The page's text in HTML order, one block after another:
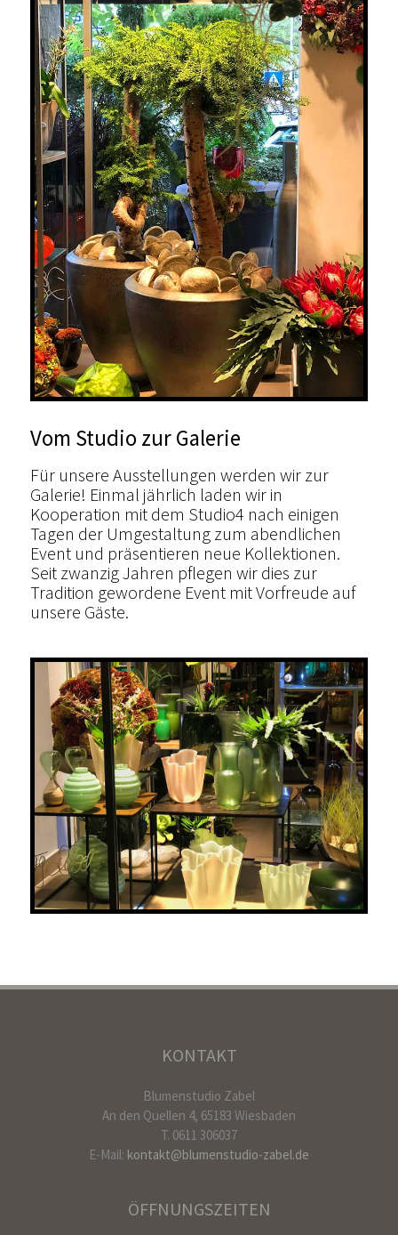
Vom Studio zur Galerie
Für unsere Ausstellungen werden wir zur
Galerie! Einmal jährlich laden wir in
Kooperation mit dem Studio4 nach einigen
Tagen der Umgestaltung zum abendlichen
Event und präsentieren neue Kollektionen.
Seit zwanzig Jahren pflegen wir dies zur
Tradition gewordene Event mit Vorfreude auf
unsere Gäste.
KONTAKT
Blumenstudio Zabel
An den Quellen 4, 65183 Wiesbaden
T. 0611 306037
E-Mail: kontakt@blumenstudio-zabel.de
ÖFFNUNGSZEITEN